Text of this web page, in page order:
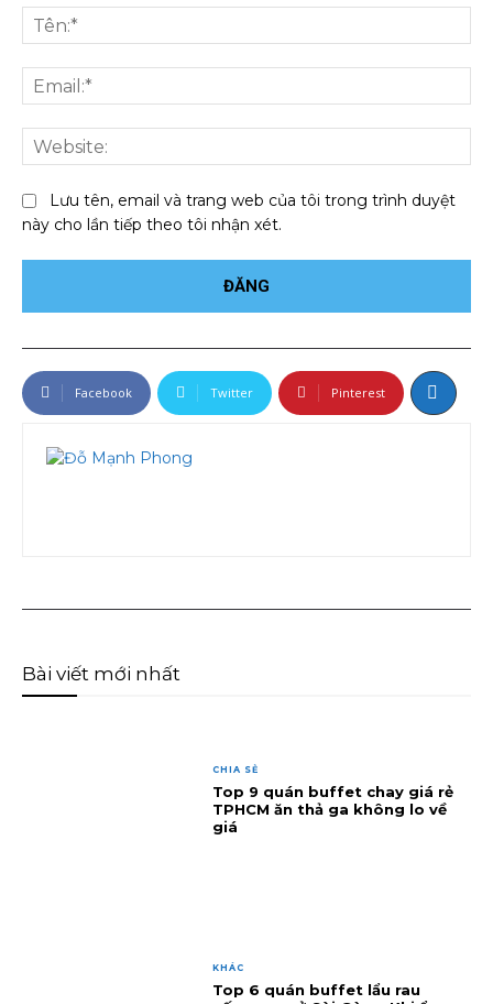
luận:
Lưu tên, email và trang web của tôi trong trình duyệt
này cho lần tiếp theo tôi nhận xét.
Facebook Twitter Pinterest
Bài viết mới nhất
CHIA SẺ
Top 9 quán buffet chay giá rẻ
TPHCM ăn thả ga không lo về
giá
KHÁC
Top 6 quán buffet lẩu rau